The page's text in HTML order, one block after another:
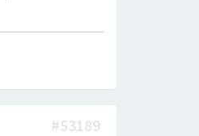
#53189